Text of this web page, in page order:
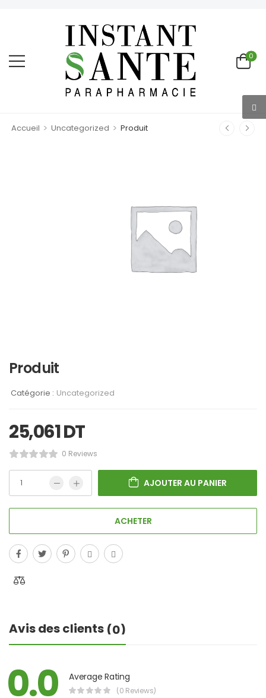
0
Accueil > Uncategorized > Produit
Produit
Catégorie : Uncategorized
25,061DT
0 Reviews
AJOUTER AU PANIER
ACHETER
Avis des clients (0)
0.0 Average Rating
(0 Reviews)